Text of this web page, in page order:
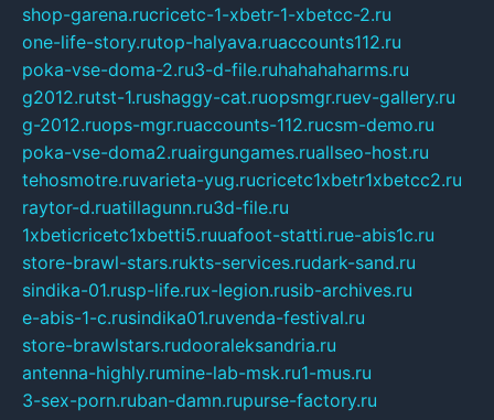
shop-garena.rucricetc-1-xbetr-1-xbetcc-2.ru
one-life-story.rutop-halyava.ruaccounts112.ru
poka-vse-doma-2.ru3-d-file.ruhahahaharms.ru
g2012.rutst-1.rushaggy-cat.ruopsmgr.ruev-gallery.ru
g-2012.ruops-mgr.ruaccounts-112.rucsm-demo.ru
poka-vse-doma2.ruairgungames.ruallseo-host.ru
tehosmotre.ruvarieta-yug.rucricetc1xbetr1xbetcc2.ru
raytor-d.ruatillagunn.ru3d-file.ru
1xbeticricetc1xbetti5.ruuafoot-statti.rue-abis1c.ru
store-brawl-stars.rukts-services.rudark-sand.ru
sindika-01.rusp-life.rux-legion.rusib-archives.ru
e-abis-1-c.rusindika01.ruvenda-festival.ru
store-brawlstars.rudooraleksandria.ru
antenna-highly.rumine-lab-msk.ru1-mus.ru
3-sex-porn.ruban-damn.rupurse-factory.ru